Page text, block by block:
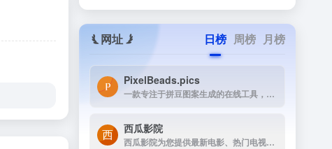
网址 日榜 周榜 月榜
PixelBeads.pics
一款专注于拼豆图案生成的在线工具，用户只需上传任意照片或图片，即可一键将其像素化为可打印的拼豆图稿。
西瓜影院
西瓜影院为您提供最新电影、热门电视剧、综艺动漫免费在线观看，高清流畅无广告，海量片源每日更新，打造极致观影体验。